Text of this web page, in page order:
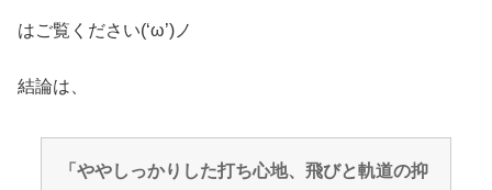
はご覧ください(‘ω’)ノ
結論は、
「ややしっかりした打ち心地、飛びと軌道の抑